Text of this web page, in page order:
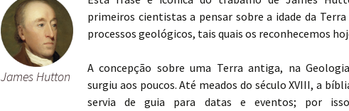
James Hutton
primeiros cientistas a pensar sobre a idade da
processos geológicos, tais quais os reconhecemos
A concepção sobre uma Terra antiga, na
surgiu aos poucos. Até meados do século XVIII, a
servia de guia para datas e eventos; por